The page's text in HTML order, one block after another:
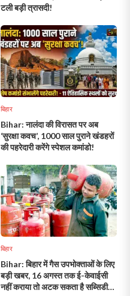
टली बड़ी त्रासदी!
बिहार
Bihar: नालंदा की विरासत पर अब
‘सुरक्षा कवच’, 1000 साल पुराने खंडहरों
की पहरेदारी करेंगे स्पेशल कमांडो!
बिहार
Bihar: बिहार में गैस उपभोक्ताओं के लिए
बड़ी खबर, 16 अगस्त तक ई-केवाईसी
नहीं कराया तो अटक सकता है सब्सिडी